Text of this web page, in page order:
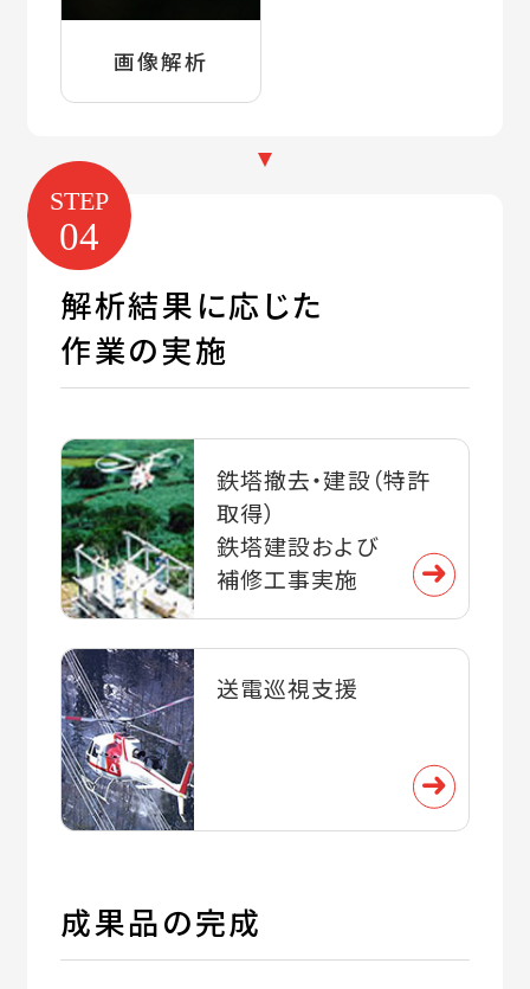
画像解析
STEP
04
解析結果に応じた
作業の実施
鉄塔撤去・建設（特許
取得）
鉄塔建設および
補修工事実施
送電巡視支援
成果品の完成